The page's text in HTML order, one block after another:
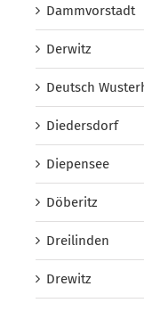
Dammvorstadt
Derwitz
Deutsch
Diedersdorf
Diepensee
Döberitz
Dreilinden
Drewitz